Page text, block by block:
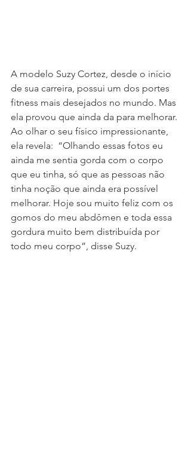
A modelo Suzy Cortez, desde o início
de sua carreira, possui um dos portes
fitness mais desejados no mundo. Mas
ela provou que ainda da para melhorar.
Ao olhar o seu físico impressionante,
ela revela:  “Olhando essas fotos eu
ainda me sentia gorda com o corpo
que eu tinha, só que as pessoas não
tinha noção que ainda era possível
melhorar. Hoje sou muito feliz com os
gomos do meu abdômen e toda essa
gordura muito bem distribuída por
todo meu corpo”, disse Suzy.